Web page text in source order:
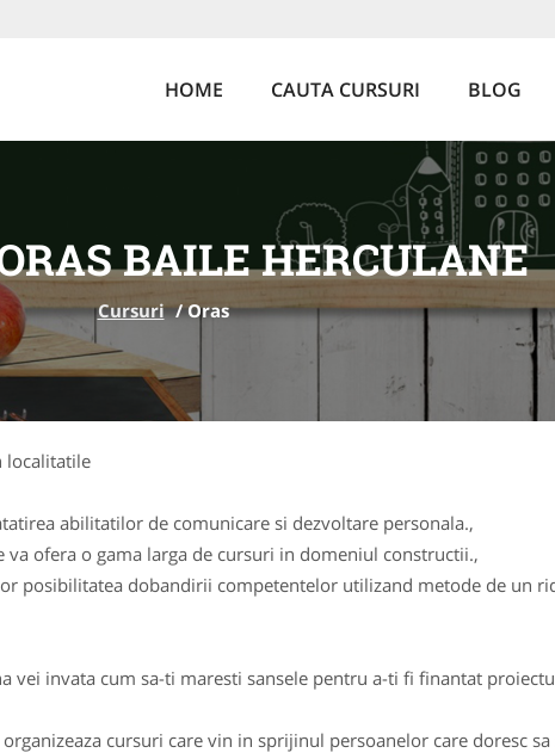
HOME CAUTA CURSURI BLOG
BAILE HERCULANE
Cursuri /Oras
localitatile
abilitatilor de comunicare si dezvoltare personala.,
ofera o gama larga de cursuri in domeniul constructii.,
posibilitatea dobandirii competentelor utilizand metode de un
vei invata cum sa-ti maresti sansele pentru a-ti fi finantat
cursuri care vin in sprijinul persoanelor care doresc